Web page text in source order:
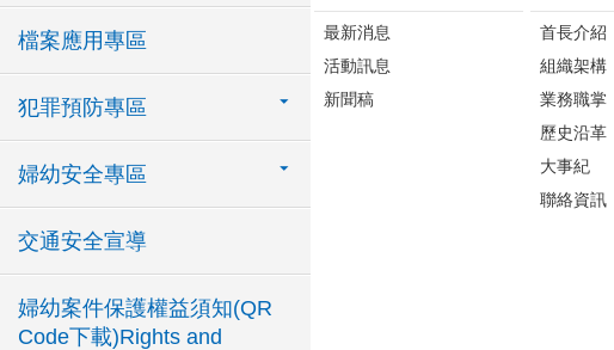
檔案應用專區
犯罪預防專區
婦幼安全專區
交通安全宣導
婦幼案件保護權益須知(QR
Code下載)Rights and
最新消息
活動訊息
新聞稿
首長介紹
組織架構
業務職掌
歷史沿革
大事紀
聯絡資訊